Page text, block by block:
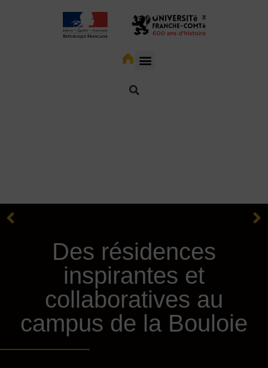
Des résidences
inspirantes et
collaboratives au
campus de la Bouloie